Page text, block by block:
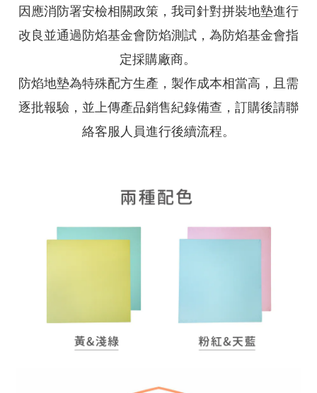
因應消防署安檢相關政策，我司針對拼裝地墊進行
改良並通過防焰基金會防焰測試，為防焰基金會指
定採購廠商。
防焰地墊為特殊配方生產，製作成本相當高，且需
逐批報驗，並上傳產品銷售紀錄備查，訂購後請聯
絡客服人員進行後續流程。